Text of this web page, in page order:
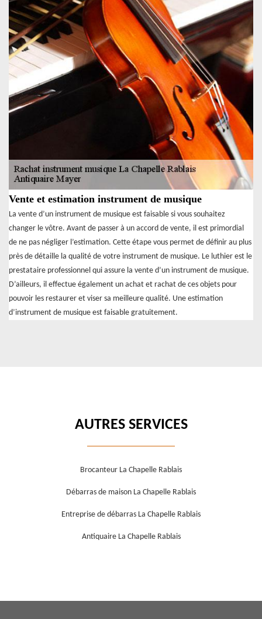
Vente et estimation instrument de musique
La vente d’un instrument de musique est faisable si vous souhaitez
changer le vôtre. Avant de passer à un accord de vente, il est primordial
de ne pas négliger l’estimation. Cette étape vous permet de définir au plus
près de détaille la qualité de votre instrument de musique. Le luthier est le
prestataire professionnel qui assure la vente d’un instrument de musique.
D’ailleurs, il effectue également un achat et rachat de ces objets pour
pouvoir les restaurer et viser sa meilleure qualité. Une estimation
d’instrument de musique est faisable gratuitement.
AUTRES SERVICES
Brocanteur La Chapelle Rablais
Débarras de maison La Chapelle Rablais
Entreprise de débarras La Chapelle Rablais
Antiquaire La Chapelle Rablais